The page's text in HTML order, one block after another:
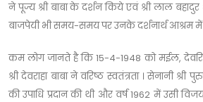
ने पूज्य श्री बाबा के दर्शन किये एवं श्री लाल बहादुर
बाजपेयी भी समय-समय पर उनके दर्शनार्थ आश्रम में
कम लोग जानते है कि 15-4-1948 को मईल,
श्री देवराहा बाबा ने वरिष्ठ स्वतंत्रता । सेनानी श्री
की उपाधि प्रदान की थी और वर्ष 1962 में उसी